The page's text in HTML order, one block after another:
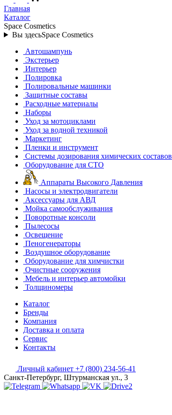
Главная
Каталог
Space Cosmetics
Вы здесьSpace Cosmetics
Автошампунь
Экстерьер
Интерьер
Полировка
Полировальные машинки
Защитные составы
Расходные материалы
Наборы
Уход за мотоциклами
Уход за водной техникой
Маркетинг
Пленки и инструмент
Системы дозирования химических составов
Оборудование для СТО
Аппараты Высокого Давления
Насосы и электродвигатели
Аксессуары для АВД
Мойка самообслуживания
Поворотные консоли
Пылесосы
Освещение
Пеногенераторы
Воздушное оборудование
Оборудование для химчистки
Очистные сооружения
Мебель и интерьер автомойки
Толщиномеры
Каталог
Бренды
Компания
Доставка и оплата
Сервис
Контакты
Личный кабинет +7 (800) 234-56-41
Санкт-Петербург, Штурманская ул., 3